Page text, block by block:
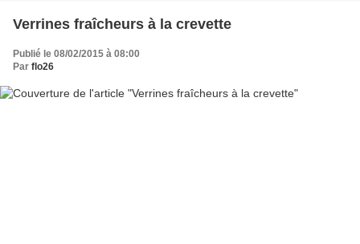
Verrines fraîcheurs à la crevette
Publié le 08/02/2015 à 08:00
Par flo26